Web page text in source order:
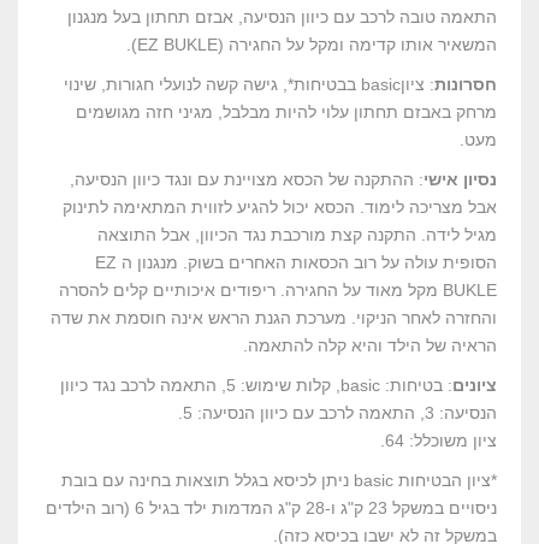
התאמה טובה לרכב עם כיוון הנסיעה, אבזם תחתון בעל מנגנון
המשאיר אותו קדימה ומקל על החגירה (EZ BUKLE).
חסרונות
: ציוןbasic בבטיחות*, גישה קשה לנועלי חגורות, שינוי
מרחק באבזם תחתון עלוי להיות מבלבל, מגיני חזה מגושמים
מעט.
נסיון אישי: ההתקנה של הכסא מצויינת עם ונגד כיוון הנסיעה,
אבל מצריכה לימוד. הכסא יכול להגיע לזווית המתאימה לתינוק
מגיל לידה. התקנה קצת מורכבת נגד הכיוון, אבל התוצאה
הסופית עולה על רוב הכסאות האחרים בשוק. מנגנון ה EZ
BUKLE מקל מאוד על החגירה. ריפודים איכותיים קלים להסרה
והחזרה לאחר הניקוי. מערכת הגנת הראש אינה חוסמת את שדה
הראיה של הילד והיא קלה להתאמה.
ציונים
: בטיחות: basic, קלות שימוש: 5, התאמה לרכב נגד כיוון
הנסיעה: 3, התאמה לרכב עם כיוון הנסיעה: 5.
ציון משוכלל: 64.
*ציון הבטיחות basic ניתן לכיסא בגלל תוצאות בחינה עם בובת
ניסויים במשקל 23 ק"ג ו-28 ק"ג המדמות ילד בגיל 6 (רוב הילדים
במשקל זה לא ישבו בכיסא כזה).